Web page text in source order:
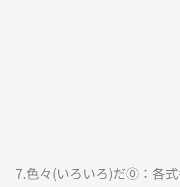
7.色々(いろいろ)だ⓪：各